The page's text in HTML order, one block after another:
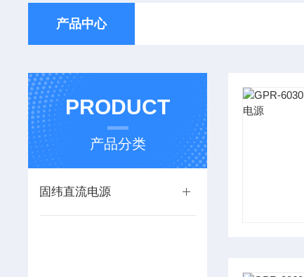
产品中心
PRODUCT
产品分类
固纬直流电源